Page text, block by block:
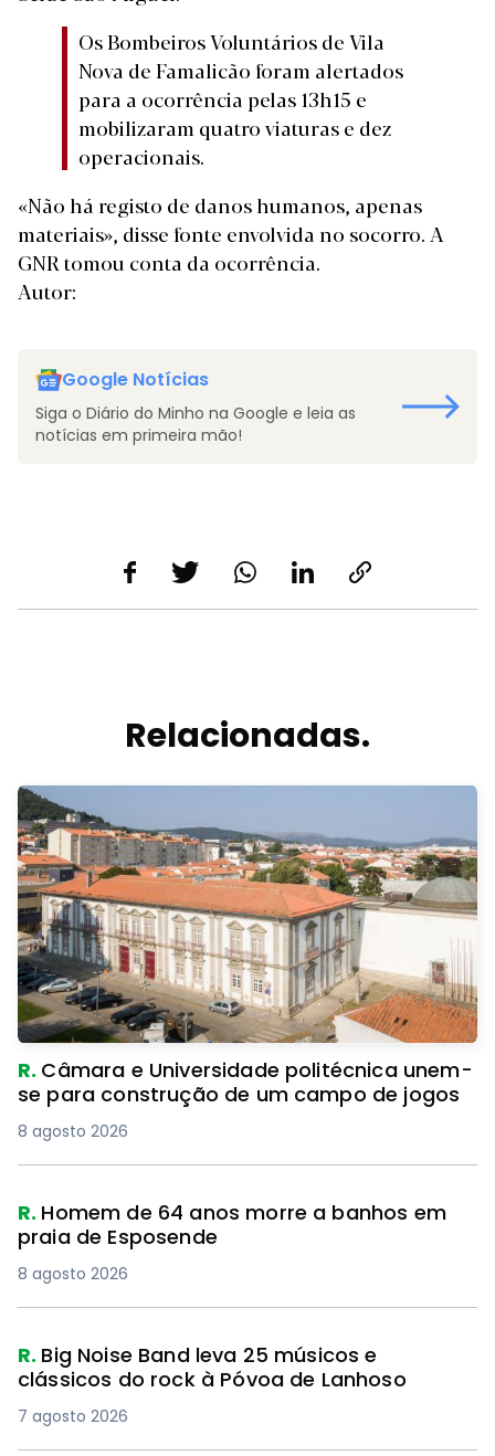
Os Bombeiros Voluntários de Vila
Nova de Famalicão foram alertados
para a ocorrência pelas 13h15 e
mobilizaram quatro viaturas e dez
operacionais.
«Não há registo de danos humanos, apenas
materiais», disse fonte envolvida no socorro. A
GNR tomou conta da ocorrência.
Autor:
Google Notícias
Siga o Diário do Minho na Google e leia as
notícias em primeira mão!
Relacionadas.
R. Câmara e Universidade politécnica unem-
se para construção de um campo de jogos
8 agosto 2026
R. Homem de 64 anos morre a banhos em
praia de Esposende
8 agosto 2026
R. Big Noise Band leva 25 músicos e
clássicos do rock à Póvoa de Lanhoso
7 agosto 2026